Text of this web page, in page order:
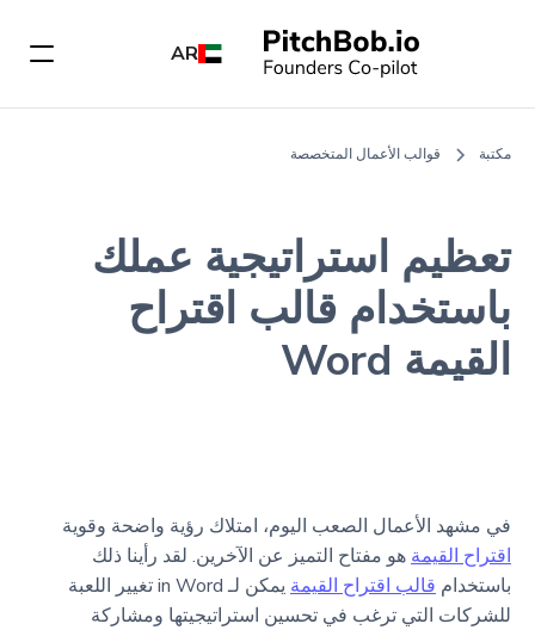
AR
مكتبة قوالب الأعمال المتخصصة
تعظيم استراتيجية عملك
باستخدام قالب اقتراح
القيمة Word
في مشهد الأعمال الصعب اليوم، امتلاك رؤية واضحة وقوية
اقتراح القيمة هو مفتاح التميز عن الآخرين. لقد رأينا ذلك
باستخدام قالب اقتراح القيمة
يمكن لـ in Word تغيير اللعبة
للشركات التي ترغب في تحسين استراتيجيتها ومشاركة